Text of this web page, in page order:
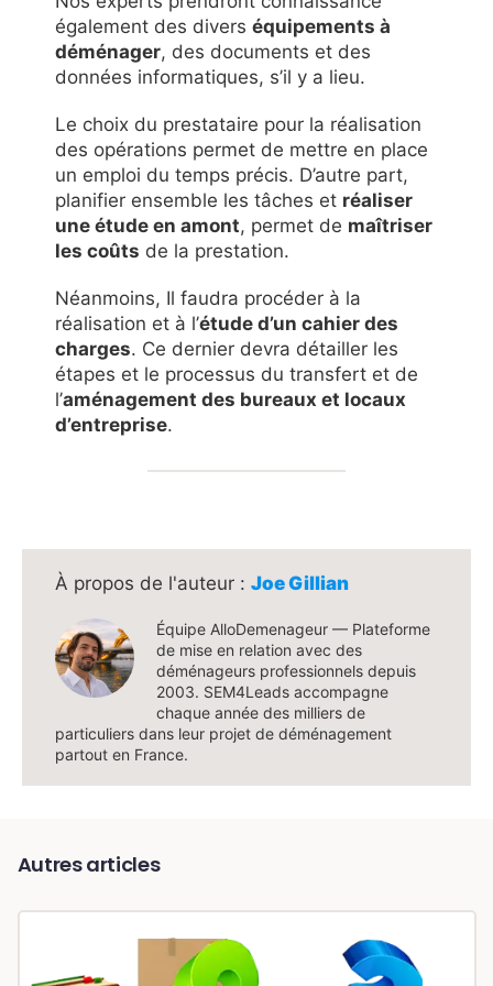
également des divers équipements à
déménager, des documents et des
données informatiques, s’il y a lieu.
Le choix du prestataire pour la réalisation
des opérations permet de mettre en place
un emploi du temps précis. D’autre part,
planifier ensemble les tâches et réaliser
une étude en amont, permet de maîtriser
les coûts de la prestation.
Néanmoins, Il faudra procéder à la
réalisation et à l’étude d’un cahier des
charges. Ce dernier devra détailler les
étapes et le processus du transfert et de
l’aménagement des bureaux et locaux
d’entreprise.
Joe Gillian
Équipe AlloDemenageur — Plateforme
de mise en relation avec des
déménageurs professionnels depuis
2003. SEM4Leads accompagne
chaque année des milliers de
particuliers dans leur projet de déménagement
partout en France.
Autres articles